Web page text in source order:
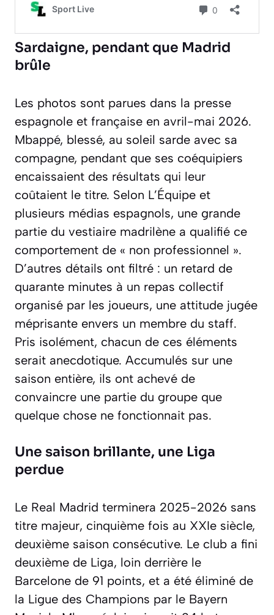
Sardaigne, pendant que Madrid
brûle
Les photos sont parues dans la presse
espagnole et française en avril-mai 2026.
Mbappé, blessé, au soleil sarde avec sa
compagne, pendant que ses coéquipiers
encaissaient des résultats qui leur
coûtaient le titre. Selon L’Équipe et
plusieurs médias espagnols, une grande
partie du vestiaire madrilène a qualifié ce
comportement de « non professionnel ».
D’autres détails ont filtré : un retard de
quarante minutes à un repas collectif
organisé par les joueurs, une attitude jugée
méprisante envers un membre du staff.
Pris isolément, chacun de ces éléments
serait anecdotique. Accumulés sur une
saison entière, ils ont achevé de
convaincre une partie du groupe que
quelque chose ne fonctionnait pas.
Une saison brillante, une Liga
perdue
Le Real Madrid terminera 2025-2026 sans
titre majeur, cinquième fois au XXIe siècle,
deuxième saison consécutive. Le club a fini
deuxième de Liga, loin derrière le
Barcelone de 91 points, et a été éliminé de
la Ligue des Champions par le Bayern